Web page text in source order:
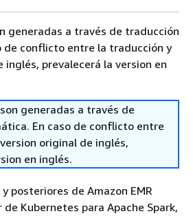
generadas a través de traducción
de conflicto entre la traducción y
inglés, prevalecerá la version en
generadas a través de
En caso de conflicto entre
original de inglés,
en inglés.
posteriores de Amazon EMR
Kubernetes para Apache Spark,